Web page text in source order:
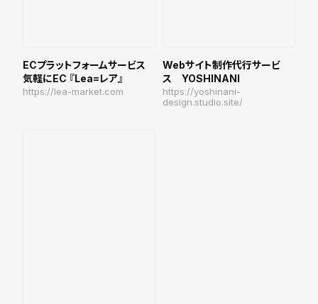
ECプラットフォームサービス
気軽にEC 『Lea=レア』
https://lea-market.com
Webサイト制作代行サービ
ス YOSHINANI
https://yoshinani-
design.studio.site/